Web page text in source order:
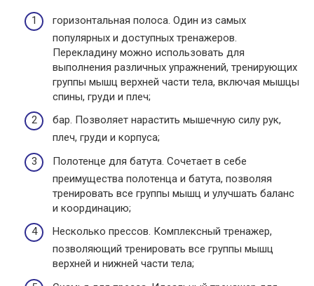
горизонтальная полоса. Один из самых
популярных и доступных тренажеров.
Перекладину можно использовать для
выполнения различных упражнений, тренирующих
группы мышц верхней части тела, включая мышцы
спины, груди и плеч;
бар. Позволяет нарастить мышечную силу рук,
плеч, груди и корпуса;
Полотенце для батута. Сочетает в себе
преимущества полотенца и батута, позволяя
тренировать все группы мышц и улучшать баланс
и координацию;
Несколько прессов. Комплексный тренажер,
позволяющий тренировать все группы мышц
верхней и нижней части тела;